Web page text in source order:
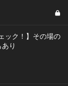
ック！】その場の
り